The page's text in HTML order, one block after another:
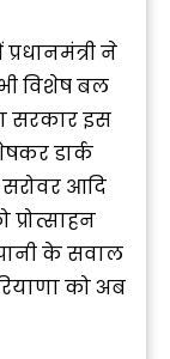
ने
विशेष बल
सरकार इस
डार्क
आदि
के सवाल
को अब